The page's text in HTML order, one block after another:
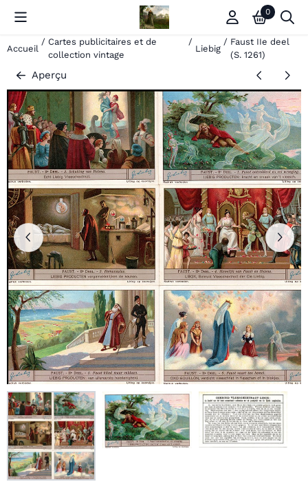
Les préférences de cookies sont actuellement fermées.
0
Accueil
/ Cartes publicitaires et de
collection vintage
/
Liebig
/ Faust IIe deel
(S. 1261)
Aperçu